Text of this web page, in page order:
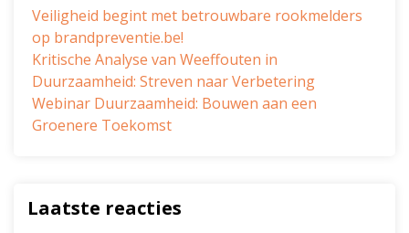
Veiligheid begint met betrouwbare rookmelders
op brandpreventie.be!
Kritische Analyse van Weeffouten in
Duurzaamheid: Streven naar Verbetering
Webinar Duurzaamheid: Bouwen aan een
Groenere Toekomst
Laatste reacties